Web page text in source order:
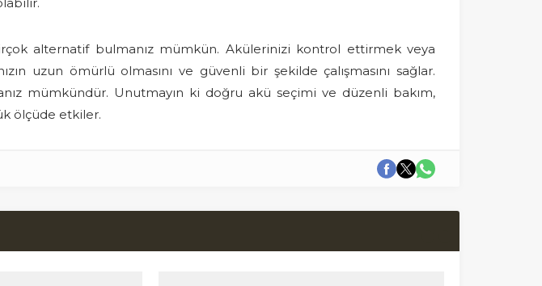
alternatif bulmanız mümkün. Akülerinizi kontrol ettirmek veya
uzun ömürlü olmasını ve güvenli bir şekilde çalışmasını sağlar.
mümkündür. Unutmayın ki doğru akü seçimi ve düzenli bakım,
ölçüde etkiler.